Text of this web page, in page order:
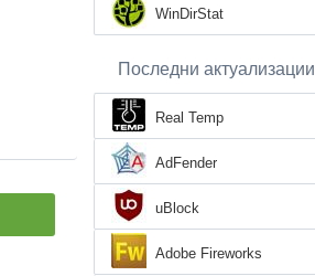
WinDirStat
Последни актуализации
Real Temp
AdFender
uBlock
Adobe Fireworks